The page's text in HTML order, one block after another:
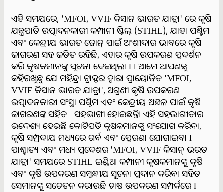
ଏହି ସମୟରେ, 'MFOI, VVIF କିସାନ ଭାରତ ଯାତ୍ରା' ରେ କୃଷି
ଯନ୍ତ୍ରପାତି ଉତ୍ପାଦନକାରୀ କମ୍ପାନୀ ଷ୍ଟିଲ୍ (STIHL), ଯାହା ପଶ୍ଚିମ
ଏବଂ କେନ୍ଦ୍ରୀୟ ଭାରତ ଜୋନ୍ ପାଇଁ ଅଂଶୀଦାର ଭାବରେ କୃଷି
ଜାଗରଣ ସହ ଜଡିତ ରହିଛି, ଏହାର କୃଷି ଉପକରଣ ପ୍ରଦର୍ଶନ
କରି କୃଷକମାନଙ୍କୁ ସୂଚନା ଦେଇଥିଲା l । ଆମେ ଆପଣଙ୍କୁ
କହିରଖୁଛୁ ଯେ ମହିନ୍ଦ୍ରା ଟ୍ରାକ୍ଟର ଦ୍ୱାରା ପ୍ରାୟୋଜିତ 'MFOI,
VVIF କିସାନ ଭାରତ ଯାତ୍ରା', ଅଗ୍ରଣୀ କୃଷି ଉପକରଣ
ଉତ୍ପାଦନକାରୀ ସଂସ୍ଥା ପଶ୍ଚିମ ଏବଂ କେନ୍ଦ୍ରୀୟ ଅଞ୍ଚଳ ପାଇଁ କୃଷି
ଜାଗରଣଙ୍କ ସହିତ ସହଭାଗୀ ହୋଇଛନ୍ତି। ଏହି ସହଭାଗୀତାର
ଉଦ୍ଦେଶ୍ୟ ହେଉଛି କୋଟିପତି କୃଷକମାନଙ୍କୁ ସଂଯୋଗ କରିବା,
କୃଷି ସମ୍ପ୍ରଦାୟ ମଧ୍ୟରେ ଗର୍ବ ଏବଂ ପ୍ରେରଣା ଯୋଗାଇବା l
ପାଶ୍ଚାତ୍ୟ ଏବଂ ମଧ୍ୟ ପ୍ରଦେଶର 'MFOI, VVIF କିସାନ୍ ଭରତ
ଯାତ୍ରା' ସମୟରେ STIHL ଇଣ୍ଡିଆ କମ୍ପାନୀ କୃଷକମାନଙ୍କୁ କୃଷି
ଏବଂ କୃଷି ଉପକରଣ ସମ୍ବନ୍ଧୀୟ ସୂଚନା ପ୍ରଦାନ କରିବା ସହିତ
ସେମାନଙ୍କୁ ସଚେତନ କରାଉଛି ଚାଷ ଉପକରଣ ସମ୍ପର୍କରେ l